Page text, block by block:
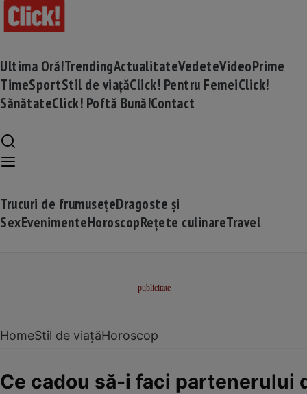
Ultima Oră!TrendingActualitateVedeteVideoPrime
TimeSportStil de viațăClick! Pentru FemeiClick!
SănătateClick! Poftă Bună!Contact
Trucuri de frumusețeDragoste și
SexEvenimenteHoroscopRețete culinareTravel
HomeStil de viațăHoroscop
Ce cadou să-i faci partenerului